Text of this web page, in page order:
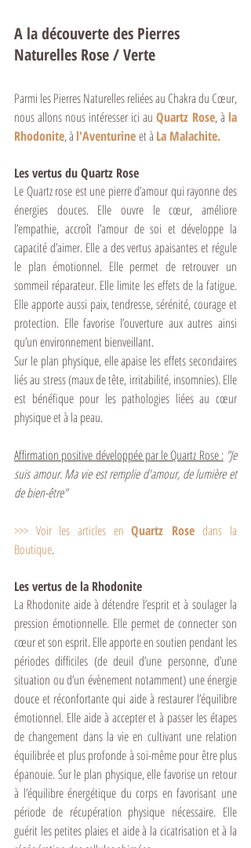
A la découverte des Pierres
Naturelles Rose / Verte
Parmi les Pierres Naturelles reliées au Chakra du Cœur,
nous allons nous intéresser ici au Quartz Rose, à la
Rhodonite, à l'Aventurineet à La Malachite.
Les vertus du Quartz Rose
Le Quartz rose est une pierre d’amour qui rayonne des
énergies douces. Elle ouvre le cœur, améliore
l’empathie, accroît l’amour de soi et développe la
capacité d’aimer. Elle a des vertus apaisantes et régule
le plan émotionnel. Elle permet de retrouver un
sommeil réparateur. Elle limite les effets de la fatigue.
Elle apporte aussi paix, tendresse, sérénité, courage et
protection. Elle favorise l’ouverture aux autres ainsi
qu’un environnement bienveillant.
Sur le plan physique, elle apaise les effets secondaires
liés au stress (maux de tête, irritabilité, insomnies). Elle
est bénéfique pour les pathologies liées au cœur
physique et à la peau.
Affirmation positive développée par le Quartz Rose : "Je
suis amour. Ma vie est remplie d'amour, de lumière et
de bien-être"
>>> Voir les articles en Quartz Rose dans la
Boutique.
Les vertus de la Rhodonite
La Rhodonite aide à détendre l’esprit et à soulager la
pression émotionnelle. Elle permet de connecter son
cœur et son esprit. Elle apporte en soutien pendant les
périodes difficiles (de deuil d’une personne, d’une
situation ou d’un évènement notamment) une énergie
douce et réconfortante qui aide à restaurer l’équilibre
émotionnel. Elle aide à accepter et à passer les étapes
de changement dans la vie en cultivant une relation
équilibrée et plus profonde à soi-même pour être plus
épanouie. Sur le plan physique, elle favorise un retour
à l’équilibre énergétique du corps en favorisant une
période de récupération physique nécessaire. Elle
guérit les petites plaies et aide à la cicatrisation et à la